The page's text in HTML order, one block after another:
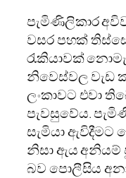
පැමිණිලිකාර
වසර පහක්
රැකියාවක්
නිවෙස්වල වැඩ
ලංකාවට එවා
පැවසුවේය.
සැමියා
නිසා ඇය
බව පොලීසිය